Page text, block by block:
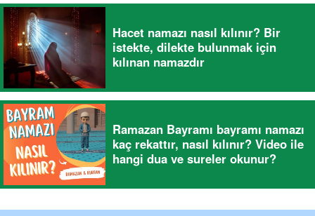
Hacet namazı nasıl kılınır? Bir
istekte, dilekte bulunmak için
kılınan namazdır
Ramazan Bayramı bayramı namazı
kaç rekattır, nasıl kılınır? Video ile
hangi dua ve sureler okunur?